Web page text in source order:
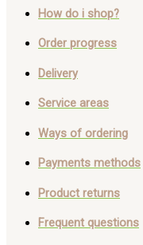
How do i shop?
Order progress
Delivery
Service areas
Ways of ordering
Payments methods
Product returns
Frequent questions